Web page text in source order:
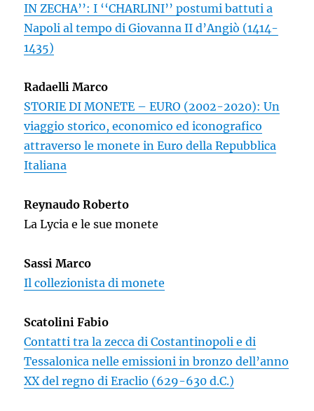
IN ZECHA’’: I ‘‘CHARLINI’’ postumi battuti a
Napoli al tempo di Giovanna II d’Angiò (1414-
1435)
Radaelli Marco
STORIE DI MONETE – EURO (2002-2020): Un
viaggio storico, economico ed iconografico
attraverso le monete in Euro della Repubblica
Italiana
Reynaudo Roberto
La Lycia e le sue monete
Sassi Marco
Il collezionista di monete
Scatolini Fabio
Contatti tra la zecca di Costantinopoli e di
Tessalonica nelle emissioni in bronzo dell’anno
XX del regno di Eraclio (629-630 d.C.)